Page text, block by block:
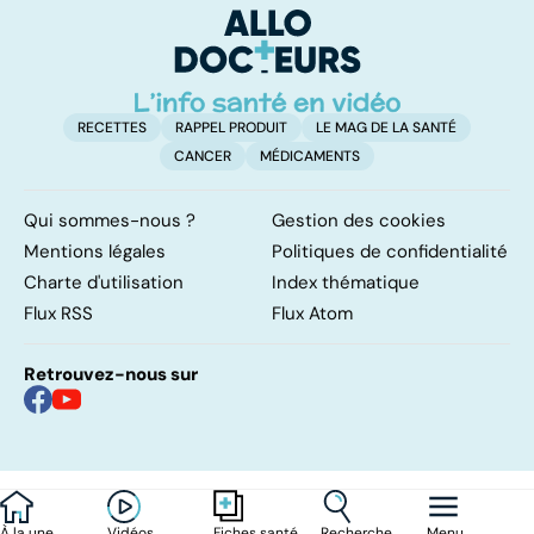
mères
RECETTES RAPPEL PRODUIT
LE MAG DE LA SANTÉ
CANCER
MÉDICAMENTS
Qui sommes-nous ?
Gestion des cookies
Mentions légales
Politiques de confidentialité
Charte d'utilisation
Index thématique
Flux RSS
Flux Atom
Retrouvez-nous sur